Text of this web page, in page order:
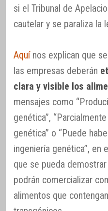
si el Tribunal de
cautelar y se paraliza la
Aquínos explican que
las empresas deberán
clara y visible los
mensajes como
genética”,
genética” o “Puede
ingeniería genética”, en
que se pueda
podrán comercializar
alimentos que